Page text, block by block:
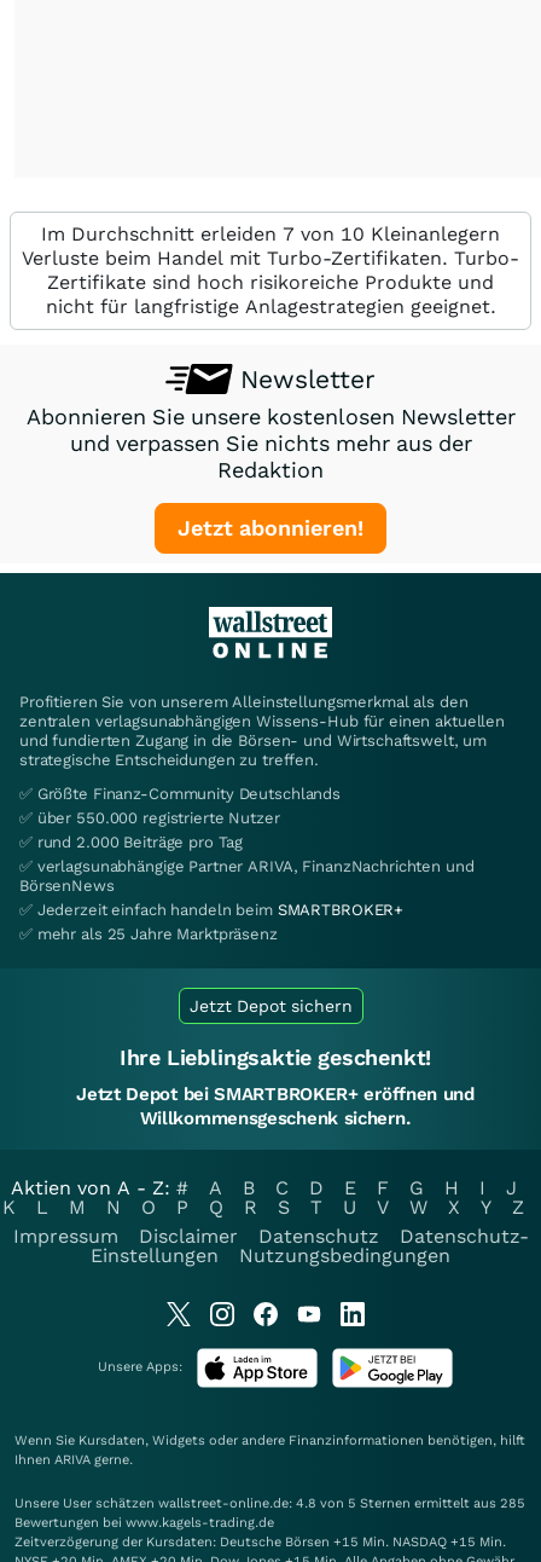
Im Durchschnitt erleiden 7 von 10 Kleinanlegern
Verluste beim Handel mit Turbo-Zertifikaten. Turbo-
Zertifikate sind hoch risikoreiche Produkte und
nicht für langfristige Anlagestrategien geeignet.
Newsletter
Abonnieren Sie unsere kostenlosen Newsletter
und verpassen Sie nichts mehr aus der
Redaktion
Jetzt abonnieren!
Profitieren Sie von unserem Alleinstellungsmerkmal als den
zentralen verlagsunabhängigen Wissens-Hub für einen aktuellen
und fundierten Zugang in die Börsen- und Wirtschaftswelt, um
strategische Entscheidungen zu treffen.
✅ Größte Finanz-Community Deutschlands
✅ über 550.000 registrierte Nutzer
✅ rund 2.000 Beiträge pro Tag
✅ verlagsunabhängige Partner ARIVA, FinanzNachrichten und
BörsenNews
✅ Jederzeit einfach handeln beim SMARTBROKER+
✅ mehr als 25 Jahre Marktpräsenz
Jetzt Depot sichern
Ihre Lieblingsaktie geschenkt!
Jetzt Depot bei SMARTBROKER+ eröffnen und
Willkommensgeschenk sichern.
Aktien von A - Z: # A B C D E F G H I
J
K
L M N O P Q R S T U V W X Y
Z
Impressum
Disclaimer Datenschutz
Datenschutz-
Einstellungen
Nutzungsbedingungen
Unsere Apps:
Wenn Sie Kursdaten, Widgets oder andere Finanzinformationen benötigen, hilft
Ihnen ARIVA gerne.
Unsere User schätzen wallstreet-online.de: 4.8 von 5 Sternen ermittelt aus 285
Bewertungen bei www.kagels-trading.de
Zeitverzögerung der Kursdaten: Deutsche Börsen +15 Min. NASDAQ +15 Min.